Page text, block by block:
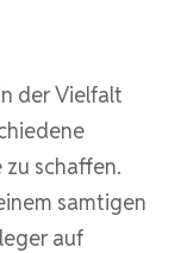
der Vielfalt
zu schaffen.
samtigen
auf